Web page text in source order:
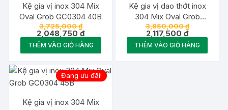
Kệ gia vị inox 304 Mix
Oval Grob GC0304 40B
3,725,000₫Giá
gốc
là:
3,725,000 ₫.
2,048,750₫Giá
hiện
tại
là:
THÊM VÀO GIỎ HÀNG
Kệ gia vị dao thớt inox
304 Mix Oval Grob
GC0304 45
3,850,000₫Giá
gốc
là:
3,850,000
2,117,500₫Giá
hiện
tại
là:
THÊM VÀO GIỎ HÀNG
Đang ưu đãi!
Kệ gia vị inox 304 Mix